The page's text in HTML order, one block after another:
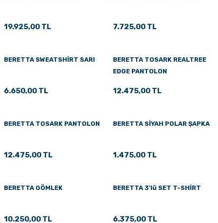
19.925,00 TL 7.725,00 TL
BERETTA SWEATSHİRT SARI
6.650,00 TL
BERETTA TOSARK REALTREE
EDGE PANTOLON
12.475,00 TL
BERETTA TOSARK PANTOLON
12.475,00 TL
BERETTA SİYAH POLAR ŞAPKA
1.475,00 TL
BERETTA GÖMLEK
10.250,00 TL
BERETTA 3'lü SET T-SHİRT
6.375,00 TL